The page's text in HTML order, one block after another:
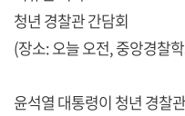
청년 경찰관 간담회
(장소: 오늘 오전, 중앙경찰
윤석열 대통령이 청년 경찰